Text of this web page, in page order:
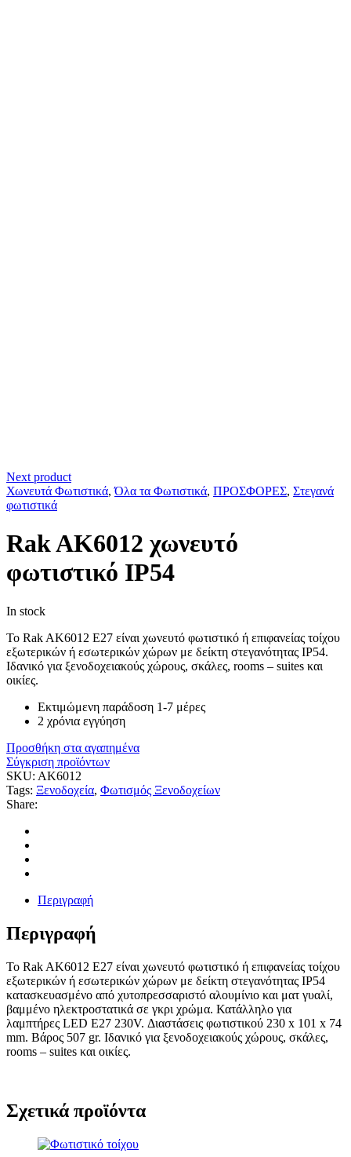
Next product
Χωνευτά Φωτιστικά,Όλα τα Φωτιστικά, ΠΡΟΣΦΟΡΕΣ, Στεγανά
φωτιστικά
Rak AK6012 χωνευτό
φωτιστικό IP54
In stock
Το Rak AK6012 E27 είναι χωνευτό φωτιστικό ή επιφανείας τοίχου
εξωτερικών ή εσωτερικών χώρων με δείκτη στεγανότητας IP54.
Ιδανικό για ξενοδοχειακούς χώρους, σκάλες, rooms – suites και
οικίες.
Εκτιμώμενη παράδοση 1-7 μέρες
2 χρόνια εγγύηση
Προσθήκη στα αγαπημένα
Σύγκριση προϊόντων
SKU: AK6012
Tags: Ξενοδοχεία, Φωτισμός Ξενοδοχείων
Share:
Περιγραφή
Περιγραφή
Το Rak AK6012 E27 είναι χωνευτό φωτιστικό ή επιφανείας τοίχου
εξωτερικών ή εσωτερικών χώρων με δείκτη στεγανότητας IP54
κατασκευασμένο από χυτοπρεσσαριστό αλουμίνιο και ματ γυαλί,
βαμμένο ηλεκτροστατικά σε γκρι χρώμα. Κατάλληλο για
λαμπτήρες LED Ε27 230V. Διαστάσεις φωτιστικού 230 x 101 x 74
mm. Bάρος 507 gr. Ιδανικό για ξενοδοχειακούς χώρους, σκάλες,
rooms – suites και οικίες.
Σχετικά προϊόντα